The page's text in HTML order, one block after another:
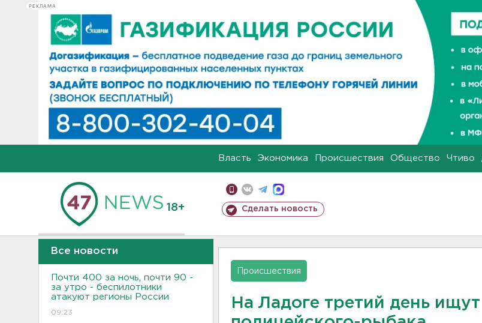
РЕКЛАМА
Власть Экономика Происшествия Общество Чтиво
18+ Сделать новость
Все новости
Почти 400 за ночь, почти 90 -
за утро - беспилотники
атакуют регионы России
09:23
Происшествия
На Ладоге третий день ищут